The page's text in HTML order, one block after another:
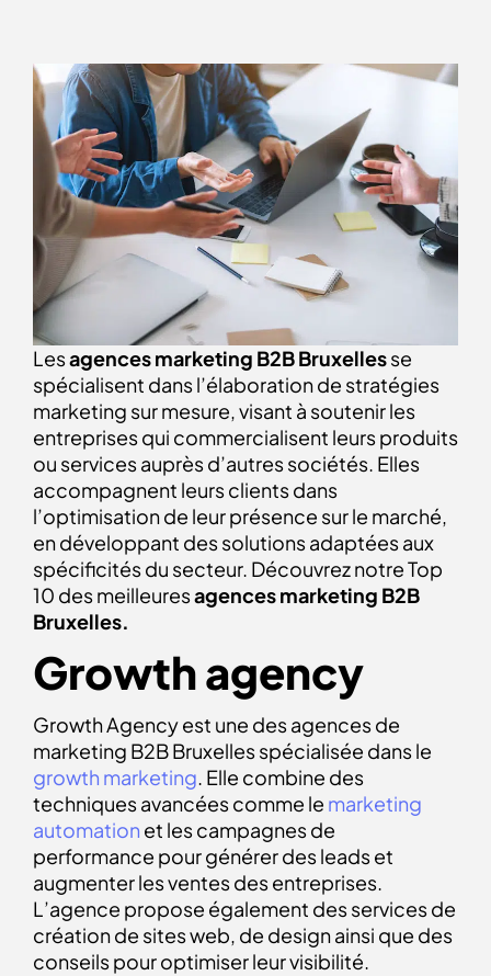
Lesagences marketing B2B Bruxellesse
spécialisent dans l’élaboration de stratégies
marketing sur mesure, visant à soutenir les
entreprises qui commercialisent leurs produits
ou services auprès d’autres sociétés. Elles
accompagnent leurs clients dans
l’optimisation de leur présence sur le marché,
en développant des solutions adaptées aux
spécificités du secteur. Découvrez notre Top
10 des meilleuresagences marketing B2B
Bruxelles.
Growth agency
Growth Agency est une des agences de
marketing B2B Bruxelles spécialisée dans le
growth marketing. Elle combine des
techniques avancées comme le marketing
automation et les campagnes de
performance pour générer des leads et
augmenter les ventes des entreprises.
L’agence propose également des services de
création de sites web, de design ainsi que des
conseils pour optimiser leur visibilité.